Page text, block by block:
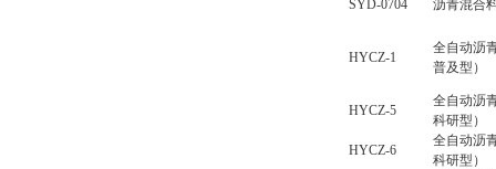
SYD-0704 沥青混合
HYCZ-1
全自动沥
普及型）
HYCZ-5
全自动沥
科研型）
HYCZ-6
全自动沥
科研型）